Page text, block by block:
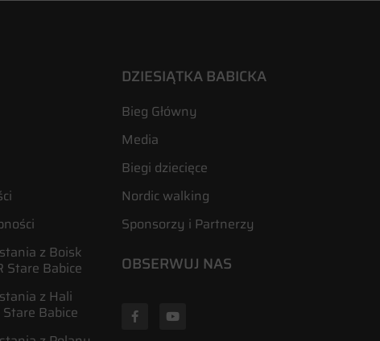
z Boisk
Stare Babice
z Hali
Babice
DZIESIĄTKA BABICKA
Bieg Główny
Media
Biegi dziecięce
Nordic walking
Sponsorzy i Partnerzy
OBSERWUJ NAS